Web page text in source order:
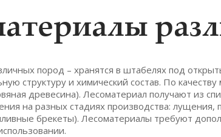
пород – хранятся в штабелях под
структуру и химический состав. По
древесина). Лесоматериал получают из
на разных стадиях производства: лущения,
брекеты). Лесоматериалы требуют